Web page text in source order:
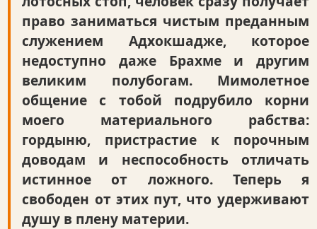
право заниматься чистым преданным
служением Адхокшадже, которое
недоступно даже Брахме и другим
великим полубогам. Мимолетное
общение с тобой подрубило корни
моего материального рабства:
гордыню, пристрастие к порочным
доводам и неспособность отличать
истинное от ложного. Теперь я
свободен от этих пут, что удерживают
душу в плену материи.